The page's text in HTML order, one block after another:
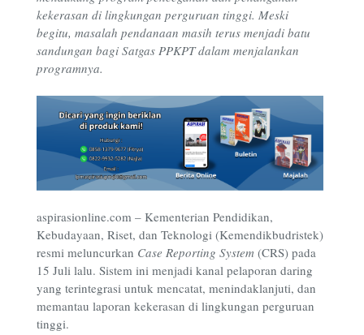
kekerasan di lingkungan perguruan tinggi. Meski
begitu, masalah pendanaan masih terus menjadi batu
sandungan bagi Satgas PPKPT dalam menjalankan
programnya.
aspirasionline.com – Kementerian Pendidikan,
Kebudayaan, Riset, dan Teknologi (Kemendikbudristek)
resmi meluncurkan Case Reporting System (CRS) pada
15 Juli lalu. Sistem ini menjadi kanal pelaporan daring
yang terintegrasi untuk mencatat, menindaklanjuti, dan
memantau laporan kekerasan di lingkungan perguruan
tinggi.